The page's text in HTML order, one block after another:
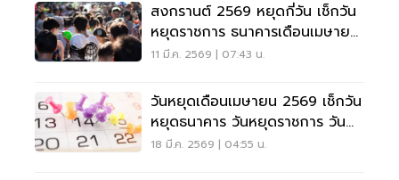
สงกรานต์ 2569 หยุดกี่วัน เช็กวัน
หยุดราชการ ธนาคารเดือนเมษายน
ที่นี่
11 มี.ค. 2569 | 07:43 น.
วันหยุดเดือนเมษายน 2569 เช็กวัน
หยุดธนาคาร วันหยุดราชการ วัน
หยุดยาวที่นี่
18 มี.ค. 2569 | 04:55 น.